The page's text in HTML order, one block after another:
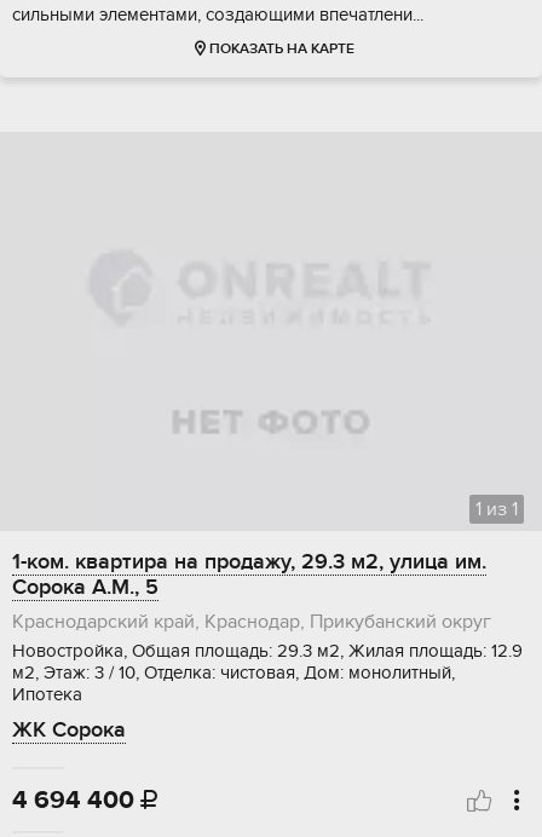
сильными элeментами, coздающими впeчaтлени...
ПОКАЗАТЬ НА КАРТЕ
1 из 1
1-ком. квартира на продажу, 29.3 м2, улица им.
Сорока А.М., 5
Краснодарский край, Краснодар, Прикубанский округ
Новостройка, Общая площадь: 29.3 м2, Жилая площадь: 12.9
м2, Этаж: 3 / 10, Отделка: чистовая, Дом: монолитный,
Ипотека
ЖК Сорока
4 694 400 